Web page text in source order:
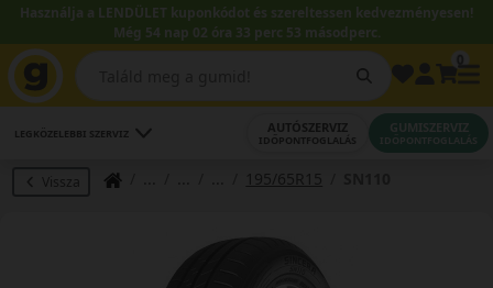
Használja a LENDÜLET kuponkódot és szereltessen kedvezményesen!
Még 54 nap 02 óra 33 perc 52 másodperc.
LEGKÖZELEBBI SZERVIZ AUTÓSZERVIZ
IDŐPONTFOGLALÁS
GUMISZERVIZ
IDŐPONTFOGLALÁS
Vissza 195/65R15